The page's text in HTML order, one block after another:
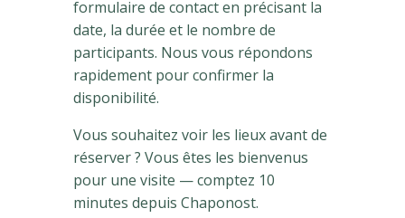
formulaire de contact en précisant la
date, la durée et le nombre de
participants. Nous vous répondons
rapidement pour confirmer la
disponibilité.
Vous souhaitez voir les lieux avant de
réserver ? Vous êtes les bienvenus
pour une visite — comptez 10
minutes depuis Chaponost.